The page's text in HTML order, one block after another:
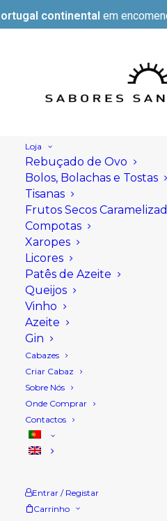
continental em
Loja
Rebuçado de Ovo
Bolos, Bolachas e Tostas
Tisanas
Frutos Secos
Compotas
Xaropes
Licores
Patês de Azeite
Queijos
Vinho
Azeite
Gin
Cabazes
Criar Cabaz
Sobre Nós
Onde Comprar
Contactos
Entrar / Registar
Carrinho